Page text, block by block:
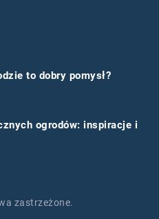
to dobry pomysł?
ogrodów: inspiracje i
zastrzeżone.